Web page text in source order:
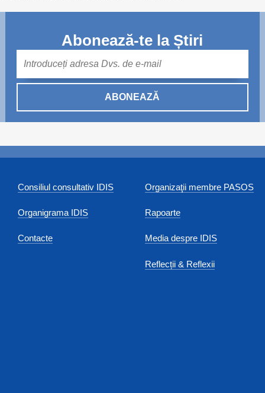
Abonează-te la Știri
ABONEAZĂ
Consiliul consultativ IDIS
Organigrama IDIS
Contacte
Organizaţii membre PASOS
Rapoarte
Media despre IDIS
Reflecții & Reflexii